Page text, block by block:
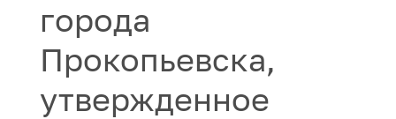
города
Прокопьевска,
утвержденное